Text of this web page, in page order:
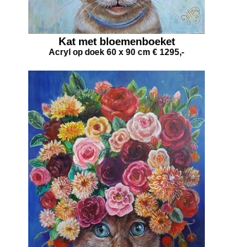
Kat met bloemenboeket
Acryl op doek 60 x 90 cm € 1295,-